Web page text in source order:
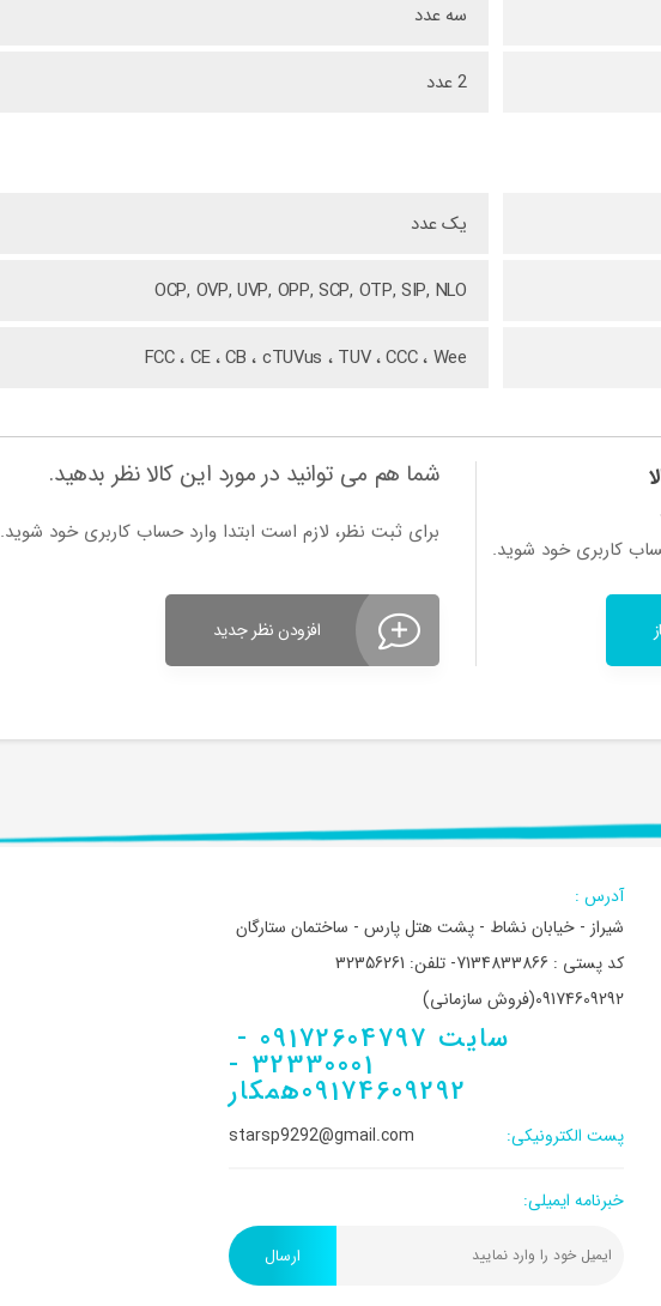
سه عدد
2 عدد
یک عدد
OCP, OVP, UVP, OPP, SCP, OTP, SIP, NLO
FCC ، CE ، CB ، cTUVus ، TUV ، CCC ، Wee
کاربری خود شوید.
شما هم می توانید در مورد این کالا نظر بدهید.
برای ثبت نظر، لازم است ابتدا وارد حساب کاربری خود شوید.
افزودن نظر جدید
آدرس :
شیراز - خیابان نشاط - پشت هتل پارس - ساختمان ستارگان
کد پستی : 7134833866- تلفن: 32356261
09174609292(فروش سازمانی)
سایت 09172604797 -
32330001 -
09174609292همکار
پست الکترونیکی: starsp9292@gmail.com
خبرنامه ایمیلی:
ارسال